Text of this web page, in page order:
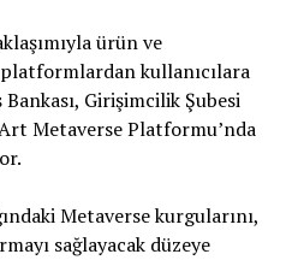
ürün ve
kullanıcılara
Girişimcilik Şubesi
Metaverse Platformu’nda
Metaverse kurgularını,
sağlayacak düzeye